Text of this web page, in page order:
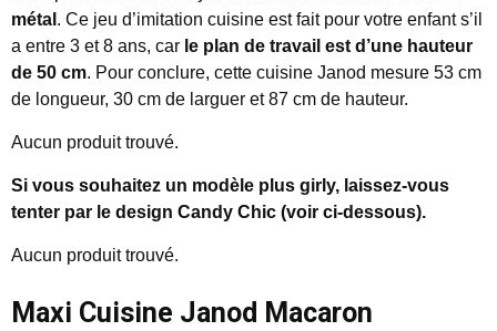
métal . Ce jeu d’imitation cuisine est fait pour votre enfant s’il
a entre 3 et 8 ans, car le plan de travail est d’une hauteur
de 50 cm. Pour conclure, cette cuisine Janod mesure 53 cm
de longueur, 30 cm de larguer et 87 cm de hauteur.
Aucun produit trouvé.
Si vous souhaitez un modèle plus girly, laissez-vous
tenter par le design Candy Chic (voir ci-dessous).
Aucun produit trouvé.
Maxi Cuisine Janod Macaron